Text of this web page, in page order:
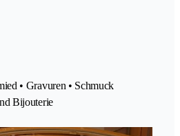
• Gravuren • Schmuck
Bijouterie